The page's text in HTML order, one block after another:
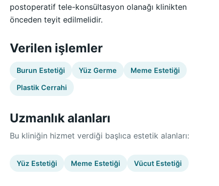
postoperatif tele-konsültasyon olanağı klinikten
önceden teyit edilmelidir.
Verilen işlemler
Burun Estetiği Yüz Germe Meme Estetiği
Plastik Cerrahi
Uzmanlık alanları
Bu kliniğin hizmet verdiği başlıca estetik alanları:
Yüz Estetiği Meme Estetiği Vücut Estetiği